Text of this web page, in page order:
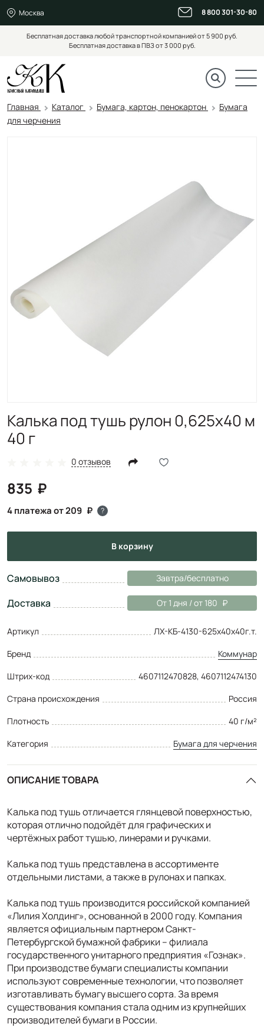
Москва 8 800 301-30-80
Бесплатная доставка любой транспортной компанией от 5 900 руб.
Бесплатная доставка в ПВЗ от 3 000 руб.
Главная Каталог Бумага, картон, пенокартон
Бумага
для черчения
Калька под тушь рулон 0,625x40 м
40 г
0 отзывов
835
4 платежа от 209 ?
в корзину
Самовывоз Завтра/бесплатно
Доставка От 1 дня / от 180
Артикул
ЛХ-КБ-4130-625х40х40г.т.
Бренд
Коммунар
Штрих-код
4607112470828, 4607112474130
Страна происхождения
Россия
Плотность
40 г/м²
Категория
Бумага для черчения
ОПИСАНИЕ ТОВАРА
Калька под тушь отличается глянцевой поверхностью,
которая отлично подойдёт для графических и
чертёжных работ тушью, линерами и ручками.
Калька под тушь представлена в ассортименте
отдельными листами, а также в рулонах и папках.
Калька под тушь производится российской компанией
«Лилия Холдинг», основанной в 2000 году. Компания
является официальным партнером Санкт-
Петербургской бумажной фабрики – филиала
государственного унитарного предприятия «Гознак».
При производстве бумаги специалисты компании
используют современные технологии, что позволяет
изготавливать бумагу высшего сорта. За время
существования компания стала одним из крупнейших
производителей бумаги в России.